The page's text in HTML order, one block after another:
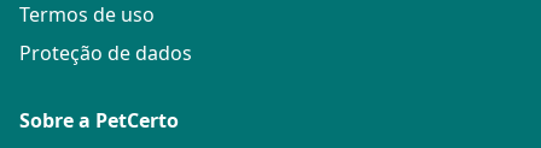
Termos de uso
Proteção de dados
Sobre a PetCerto